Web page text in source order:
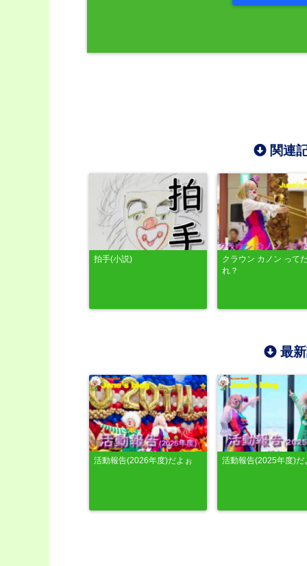
関連
拍手(小説)
クラウン カノン って
れ？
最
活動報告(2026年度)だよぉ 活動報告(2025年度)だ